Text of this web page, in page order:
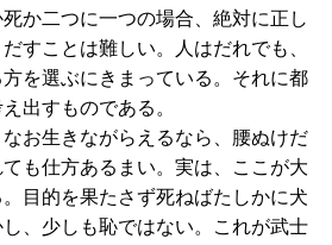
か二つに一つの場合、絶対に正し
すことは難しい。人はだれでも、
を選ぶにきまっている。それに都
出すものである。
お生きながらえるなら、腰ぬけだ
も仕方あるまい。実は、ここが大
目的を果たさず死ねばたしかに犬
、少しも恥ではない。これが武士